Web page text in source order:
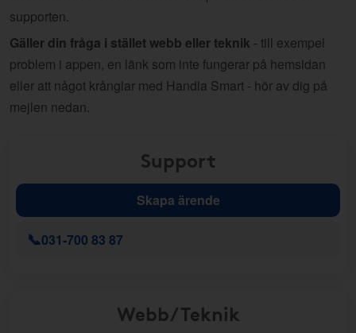
supporten.
Gäller din fråga i stället webb eller teknik - till exempel
problem i appen, en länk som inte fungerar på hemsidan
eller att något krånglar med Handla Smart - hör av dig på
mejlen nedan.
Support
Skapa ärende
📞031-700 83 87
Webb/Teknik